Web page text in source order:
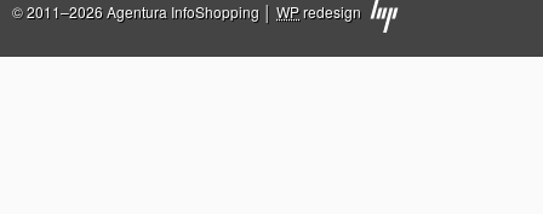
© 2011–2026 Agentura InfoShopping │ WPredesign